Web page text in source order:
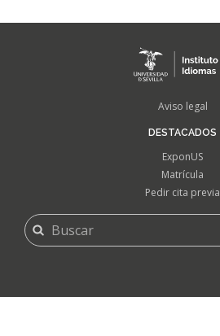
Aviso legal
DESTACADOS
ExponUS
Matrícula
Pedir cita previa
FORMULARIO
DE
BÚSQUEDA
Buscar